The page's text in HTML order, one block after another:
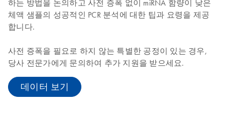
하는 방법을 논의하고 사전 증폭 없이 miRNA 함량이 낮은
체액 샘플의 성공적인 PCR 분석에 대한 팁과 요령을 제공
합니다.
사전 증폭을 필요로 하지 않는 특별한 공정이 있는 경우,
당사 전문가에게 문의하여 추가 지원을 받으세요.
데이터 보기